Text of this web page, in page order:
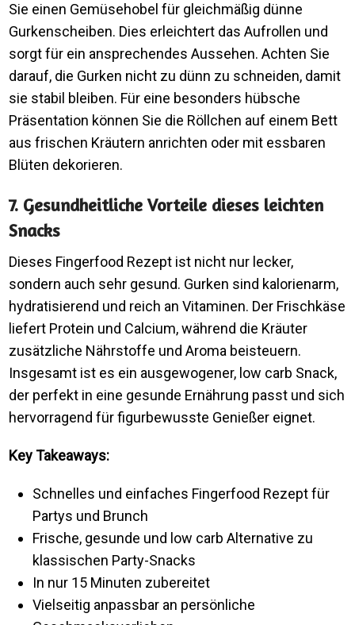
Sie einen Gemüsehobel für gleichmäßig dünne
Gurkenscheiben. Dies erleichtert das Aufrollen und
sorgt für ein ansprechendes Aussehen. Achten Sie
darauf, die Gurken nicht zu dünn zu schneiden, damit
sie stabil bleiben. Für eine besonders hübsche
Präsentation können Sie die Röllchen auf einem Bett
aus frischen Kräutern anrichten oder mit essbaren
Blüten dekorieren.
7. Gesundheitliche Vorteile dieses leichten
Snacks
Dieses Fingerfood Rezept ist nicht nur lecker,
sondern auch sehr gesund. Gurken sind kalorienarm,
hydratisierend und reich an Vitaminen. Der Frischkäse
liefert Protein und Calcium, während die Kräuter
zusätzliche Nährstoffe und Aroma beisteuern.
Insgesamt ist es ein ausgewogener, low carb Snack,
der perfekt in eine gesunde Ernährung passt und sich
hervorragend für figurbewusste Genießer eignet.
Key Takeaways:
Schnelles und einfaches Fingerfood Rezept für
Partys und Brunch
Frische, gesunde und low carb Alternative zu
klassischen Party-Snacks
In nur 15 Minuten zubereitet
Vielseitig anpassbar an persönliche